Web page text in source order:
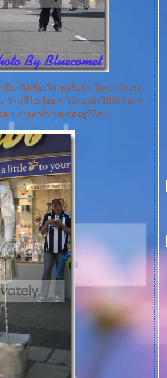
มาถึงเมืองวินเซอร์แล้ว ในระหว่างรอ
ร้านนี้ไปเรื่อย ๆ ได้ของติดไม้ติดมือมา
ย ๆ สายตาก็มาสะดุดอยู่ที่นี่ค่ะ